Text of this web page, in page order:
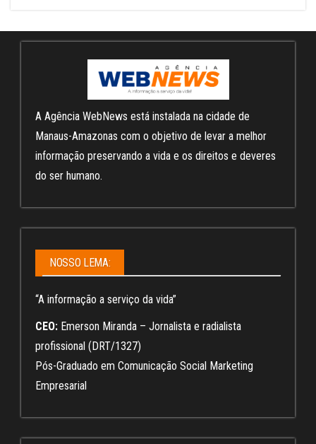
A Agência WebNews está instalada na cidade de
Manaus-Amazonas com o objetivo de levar a melhor
informação preservando a vida e os direitos e deveres
do ser humano.
NOSSO LEMA:
“A informação a serviço da vida”
CEO: Emerson Miranda – Jornalista e radialista
profissional (DRT/1327)
Pós-Graduado em Comunicação Social Marketing
Empresarial